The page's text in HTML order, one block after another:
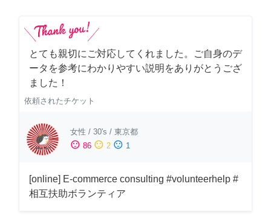
とても親切にご対応してくれました。ご自身のデ
ータを参考にわかりやすい説明をありがとうござ
ました！
依頼されたチケット
女性 / 30's / 東京都
sentiment_satisfied 86 sentiment_neutral 2 sentiment_dissatisfied 1
[online] E-commerce consulting #volunteerhelp #
相互扶助ボランティア